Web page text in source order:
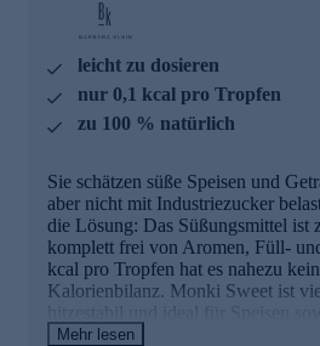
Inhaltsstoffe. Seit fast vier
und Physiotherapeutin Barbara
Leidenschaft das gesamtheitliche
Kunden*innen durch Fitness,
Gesundheit & natürliche
Helferlein im Bereich der
Monki Sweet gleich online
leicht zu dosieren
nur 0,1 kcal pro Tropfen
zu 100 % natürlich
Sie schätzen süße Speisen und
aber nicht mit Industriezucker
die Lösung: Das Süßungsmittel ist
komplett frei von Aromen, Füll-
kcal pro Tropfen hat es nahezu
Kalorienbilanz. Monki Sweet ist
hitzestabil und ideal für Speisen
Tropfen auf Basis der
Mehr lesen